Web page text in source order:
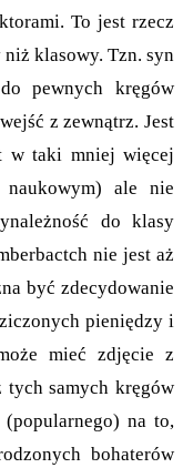
To jest rzecz
klasowy. Tzn. syn
pewnych kręgów
z zewnątrz. Jest
w taki mniej więcej
ale nie
do klasy
nie jest aż
być zdecydowanie
pieniędzy i
mieć zdjęcie z
samych kręgów
(popularnego) na to,
bohaterów